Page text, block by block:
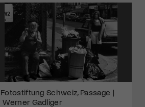
Fotostiftung Schweiz, Passage |
Werner Gadliger